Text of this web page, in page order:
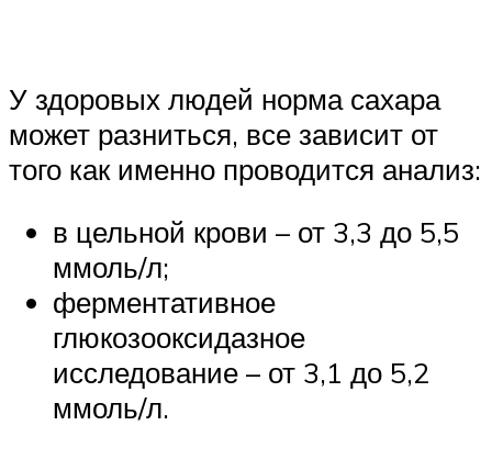
У здоровых людей норма сахара
может разниться, все зависит от
того как именно проводится анализ:
в цельной крови – от 3,3 до 5,5
ммоль/л;
ферментативное
глюкозооксидазное
исследование – от 3,1 до 5,2
ммоль/л.